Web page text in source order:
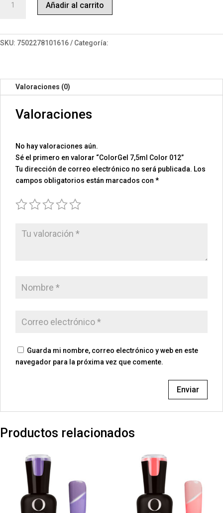
7,5ml
cantidad
Añadir al carrito
SKU: 7502278101616 Categoría:
Valoraciones (0)
Valoraciones
No hay valoraciones aún.
Sé el primero en valorar “ColorGel 7,5ml Color 012”
Tu dirección de correo electrónico no será publicada. Los
campos obligatorios están marcados con *
Guarda mi nombre, correo electrónico y web en este
navegador para la próxima vez que comente.
Productos relacionados